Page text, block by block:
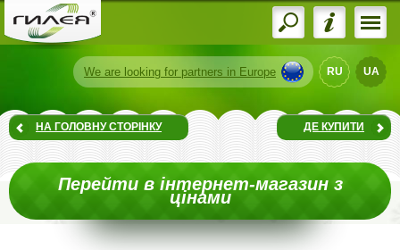
We are looking for partners in Europe RU UA
НА ГОЛОВНУ СТОРІНКУ
Перейти в інтернет-магазин з
цінами
ДЕ КУПИТИ